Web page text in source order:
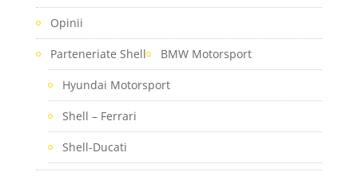
Opinii
Parteneriate Shell BMW Motorsport
Hyundai Motorsport
Shell – Ferrari
Shell-Ducati